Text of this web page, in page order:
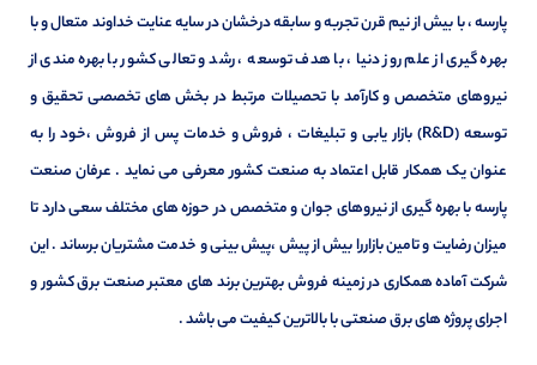
پارسه ، با بیش از نیم قرن تجربه و سابقه درخشان در سایه عنایت خداوند متعال و با
بهره گیری از علم روز دنیا ، با هدف توسعه ، رشد و تعالی کشور با بهره مندی از
نیروهای متخصص و کارآمد با تحصیلات مرتبط در بخش های تخصصی تحقیق و
توسعه (R&D) بازار یابی و تبلیغات ، فروش و خدمات پس از فروش ،خود را به
عنوان یک همکار قابل اعتماد به صنعت کشور معرفی می نماید . عرفان صنعت
پارسه با بهره گیری از نیروهای جوان و متخصص در حوزه های مختلف سعی دارد تا
میزان رضایت و تامین بازاررا بیش از پیش ،پیش بینی و خدمت مشتریان برساند . این
شرکت آماده همکاری در زمینه فروش بهترین برند های معتبر صنعت برق کشور و
اجرای پروژه های برق صنعتی با بالاترین کیفیت می باشد .